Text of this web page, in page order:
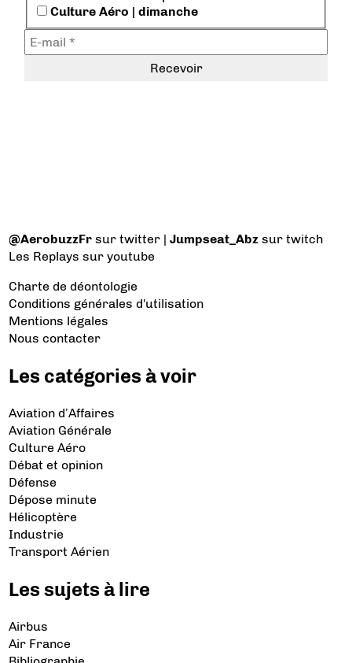
Culture Aéro | dimanche
@AerobuzzFr sur twitter |Jumpseat_Abz sur twitch
Les Replays sur youtube
Charte de déontologie
Conditions générales d'utilisation
Mentions légales
Nous contacter
Les catégories à voir
Aviation d’Affaires
Aviation Générale
Culture Aéro
Débat et opinion
Défense
Dépose minute
Hélicoptère
Industrie
Transport Aérien
Les sujets à lire
Airbus
Air France